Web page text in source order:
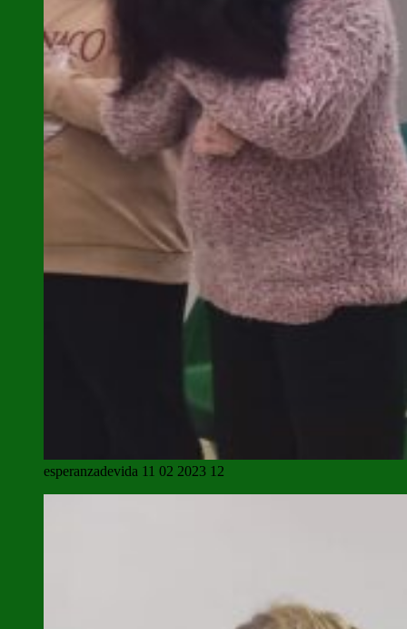
esperanzadevida 11 02 2023 12